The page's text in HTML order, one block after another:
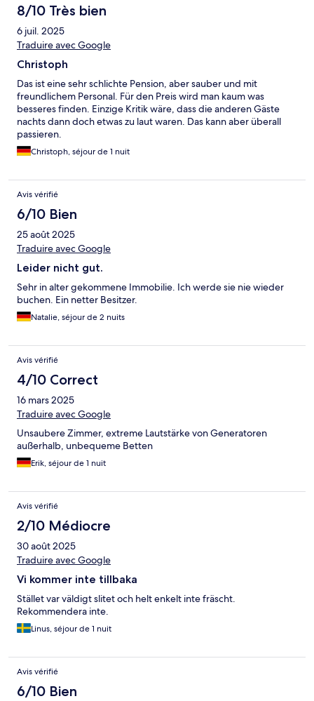
8/10 Très bien
6 juil. 2025
Traduire avec Google
Christoph
Das ist eine sehr schlichte Pension, aber sauber und mit
freundlichem Personal. Für den Preis wird man kaum was
besseres finden. Einzige Kritik wäre, dass die anderen Gäste
nachts dann doch etwas zu laut waren. Das kann aber überall
passieren.
Christoph, séjour de 1 nuit
Avis vérifié
6/10 Bien
25 août 2025
Traduire avec Google
Leider nicht gut.
Sehr in alter gekommene Immobilie. Ich werde sie nie wieder
buchen. Ein netter Besitzer.
Natalie, séjour de 2 nuits
Avis vérifié
4/10 Correct
16 mars 2025
Traduire avec Google
Unsaubere Zimmer, extreme Lautstärke von Generatoren
außerhalb, unbequeme Betten
Erik, séjour de 1 nuit
Avis vérifié
2/10 Médiocre
30 août 2025
Traduire avec Google
Vi kommer inte tillbaka
Stället var väldigt slitet och helt enkelt inte fräscht.
Rekommendera inte.
Linus, séjour de 1 nuit
Avis vérifié
6/10 Bien